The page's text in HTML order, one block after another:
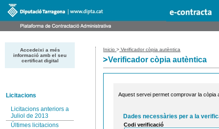
Accedeixi a més
informació amb el seu
certificat digital
Licitacions
Licitacions anteriors a
Juliol de 2013
Últimes licitacions
Inicio> Verificador còpia autèntica
Verificador còpia autèntica
Aquest servei permet comprovar la còpia
Dades necessàries per a la
Codi verificació